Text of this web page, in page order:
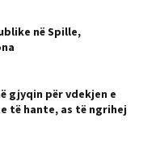
në Spille,
gjyqin për vdekjen e
të hante, as të ngrihej